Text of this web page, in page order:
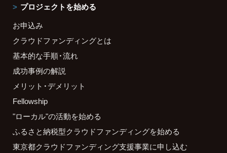
プロジェクトを始める
お申込み
クラウドファンディングとは
基本的な手順・流れ
成功事例の解説
メリット・デメリット
Fellowship
"ローカル"の活動を始める
ふるさと納税型クラウドファンディングを始める
東京都クラウドファンディング支援事業に申し込む